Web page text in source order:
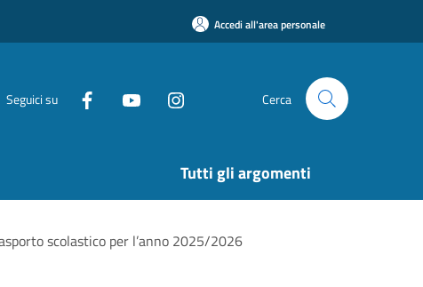
Accedi all'area personale
Seguici su Cerca
Tutti gli argomenti
scolastico per l’anno 2025/2026